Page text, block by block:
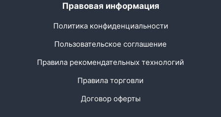
Правовая информация
Политика конфиденциальности
Пользовательское соглашение
Правила рекомендательных технологий
Правила торговли
Договор оферты